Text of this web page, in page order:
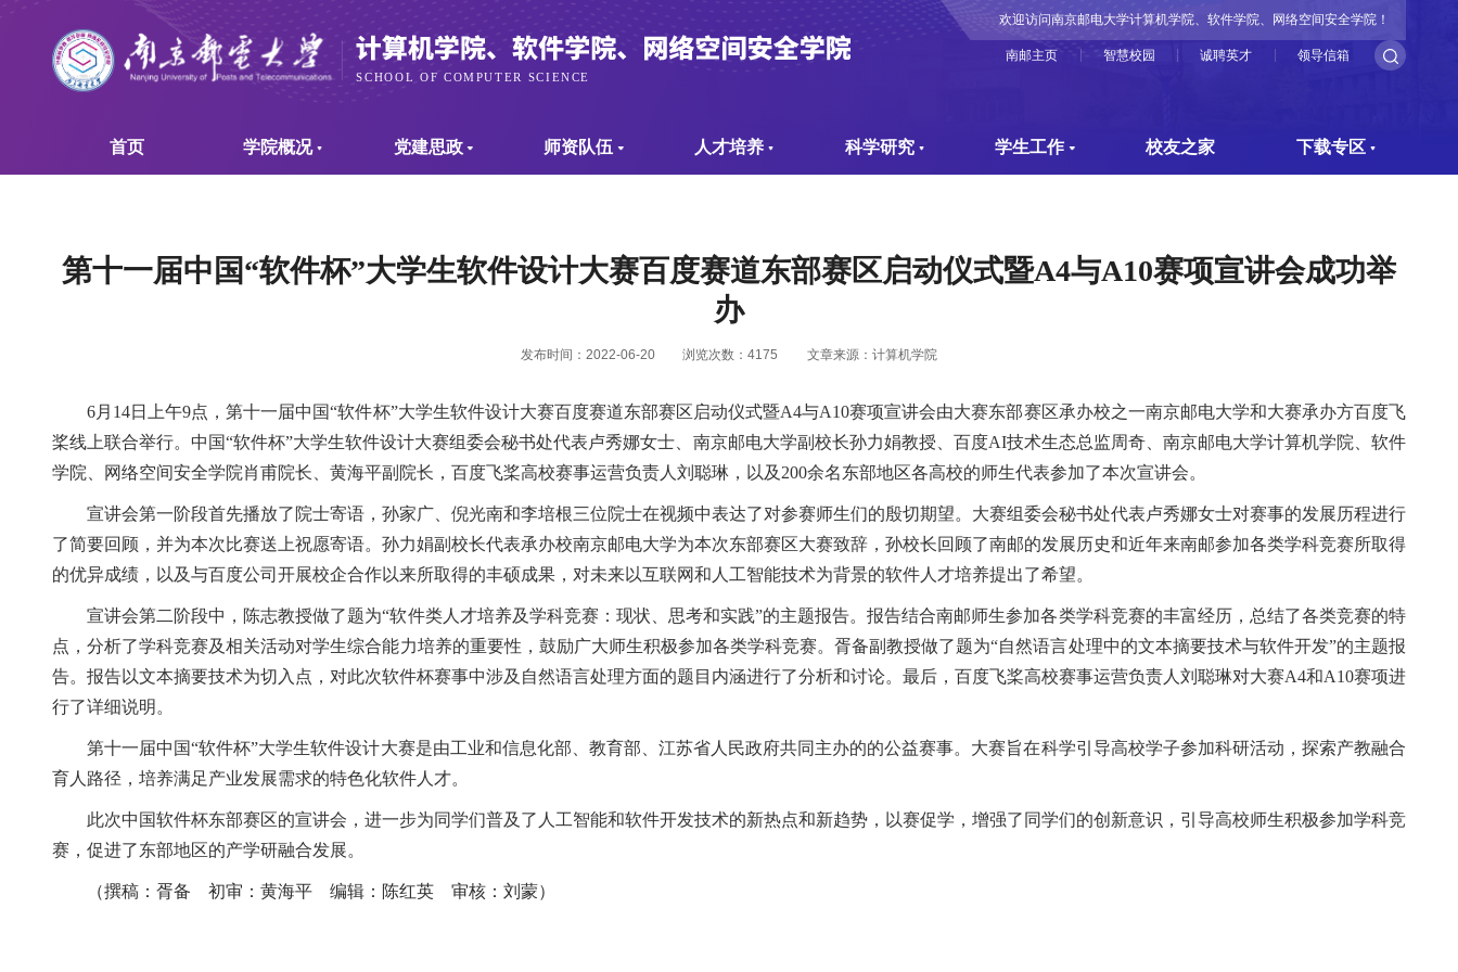
欢迎访问南京邮电大学计算机学院、软件学院、网络空间安全学院！
南邮主页 智慧校园 诚聘英才 领导信箱
首页 学院概况 党建思政 师资队伍 人才培养 科学研究 学生工作 校友之家 下载专区
第十一届中国“软件杯”大学生软件设计大赛百度赛道东部赛区启动仪式暨A4与A10赛项宣讲会成功举
办
发布时间：2022-06-20 浏览次数： 4175 文章来源：计算机学院
6月 14日上午9点，第十一届中国“软件杯”大学生软件设计大赛百度赛道东部赛区启动仪式暨A4与A10赛项宣讲会由大赛东部赛区承办校之一南京邮电大学和大赛承办方百度飞
桨线上联合举行。中国“软件杯”大学生软件设计大赛组委会秘书处代表卢秀娜女士、南京邮电大学副校长孙力娟教授、百度AI技术生态总监周奇、南京邮电大学计算机学院、软件
学院、网络空间安全学院肖甫院长、黄海平副院长， 百度飞桨高校赛事运营负责人刘聪琳， 以及 200余名东部地区各高校的师生代表参加了本次宣讲会。
宣讲会第一阶段首先播放了院士寄语，孙家广、倪光南和李培根三位院士在视频中表达了对参赛师生们的殷切期望。大赛组委会秘书处代表卢秀娜女士对赛事的发展历程进行
了简要回顾，并为本次比赛送上祝愿寄语。孙力娟副校长代表承办校南京邮电大学为本次东部赛区大赛致辞，孙校长回顾了南邮的发展历史和近年来南邮参加各类学科竞赛所取得
的优异成绩，以及与百度公司开展校企合作以来所取得的丰硕成果，对未来以互联网和人工智能技术为背景的软件人才培养提出了希望。
宣讲会第二阶段中，陈志教授做了题为“软件类人才培养及学科竞赛：现状、思考和实践”的主题报告。报告结合南邮师生参加各类学科竞赛的丰富经历，总结了各类竞赛的特
点，分析了学科竞赛及相关活动对学生综合能力培养的重要性，鼓励广大师生积极参加各类学科竞赛。胥备副教授做了题为“自然语言处理中的文本摘要技术与软件开发”的主题报
告。报告以文本摘要技术为切入点，对此次软件杯赛事中涉及自然语言处理方面的题目内涵进行了分析和讨论。最后， 百度飞桨高校赛事运营负责人刘聪琳对大赛A4和A10赛项进
行了详细说明。
第十一届中国“软件杯”大学生软件设计大赛是由工业和信息化部、教育部、江苏省人民政府共同主办的的公益赛事。大赛旨在科学引导高校学子参加科研活动，探索产教融合
育人路径，培养满足产业发展需求的特色化软件人才。
此次中国软件杯东部赛区的宣讲会 ，进一步为同学们普及了人工智能和软件开发技术的新热点和新趋势 ，以赛促学，增强了 同学们的创新意识，引导高校师生积极参加学科竞
赛，促进了东部地区的产学研融合发展。
（撰稿：胥备 初审：黄海平 编辑：陈红英 审核：刘蒙）